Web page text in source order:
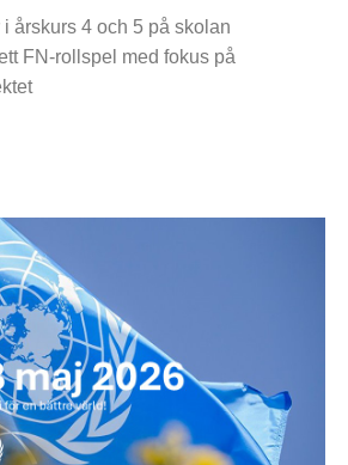
årskurs 4 och 5 på skolan
FN-rollspel med fokus på